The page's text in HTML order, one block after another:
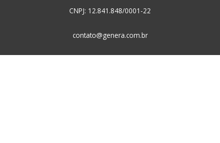
CNPJ: 12.841.848/0001-22
contato@genera.com.br